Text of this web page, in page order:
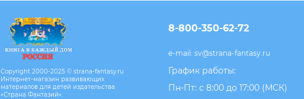
Copyright 2000-2025 © strana-fantasy.ru
Интернет-магазин развивающих
материалов для детей издательства
«Страна Фантазий».
8-800-350-62-72
e-mail: sv@strana-fantasy.ru
График работы:
Пн-Пт: с 8:00 до 17:00 (МСК)